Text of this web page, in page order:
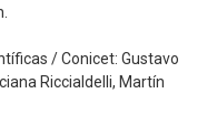
/ Conicet: Gustavo
Riccialdelli, Martín